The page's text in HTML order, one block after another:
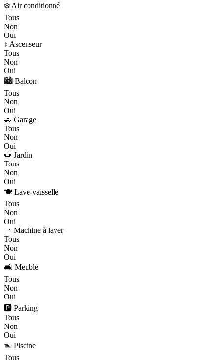
❄️ Air conditionné
Tous
Non
Oui
↕️ Ascenseur
Tous
Non
Oui
🏙️ Balcon
Tous
Non
Oui
🚗 Garage
Tous
Non
Oui
🌻 Jardin
Tous
Non
Oui
🍽️ Lave-vaisselle
Tous
Non
Oui
🧺 Machine à laver
Tous
Non
Oui
🛋️ Meublé
Tous
Non
Oui
🅿️ Parking
Tous
Non
Oui
🏊 Piscine
Tous